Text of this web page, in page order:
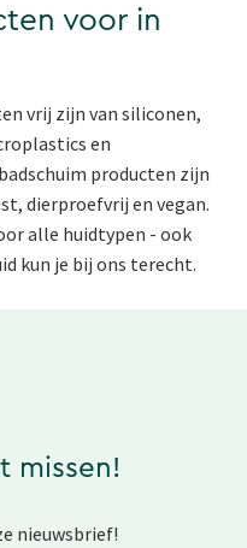
voor in
vrij zijn van siliconen,
en
producten zijn
dierproefvrij en vegan.
alle huidtypen - ook
kun je bij ons terecht.
missen!
nieuwsbrief!